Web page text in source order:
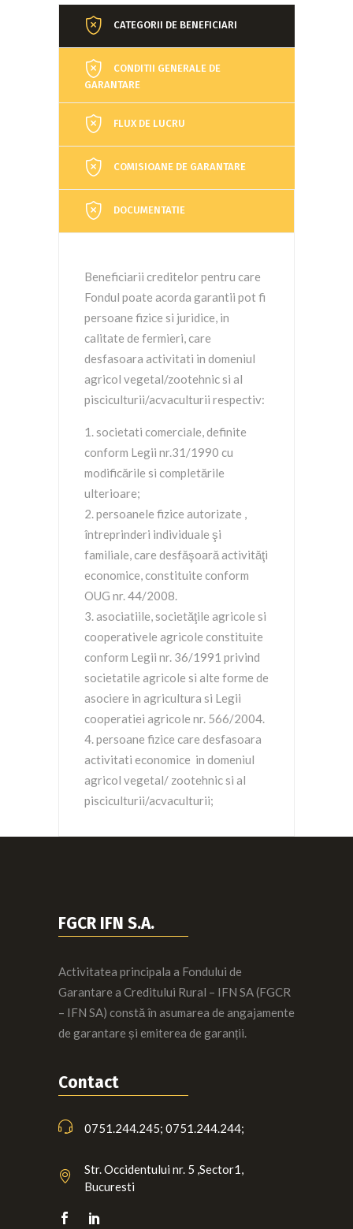
CATEGORII DE BENEFICIARI
CONDITII GENERALE DE
GARANTARE
FLUX DE LUCRU
COMISIOANE DE GARANTARE
DOCUMENTATIE
Beneficiarii creditelor pentru care
Fondul poate acorda garantii pot fi
persoane fizice si juridice, in
calitate de fermieri, care
desfasoara activitati in domeniul
agricol vegetal/zootehnic si al
pisciculturii/acvaculturii respectiv:
societati comerciale, definite
conform Legii nr.31/1990 cu
modificările si completările
ulterioare;
persoanele fizice autorizate ,
întreprinderi individuale şi
familiale, care desfăşoară activităţi
economice, constituite conform
OUG nr. 44/2008.
asociatiile, societăţile agricole si
cooperativele agricole constituite
conform Legii nr. 36/1991 privind
societatile agricole si alte forme de
asociere in agricultura si Legii
cooperatiei agricole nr. 566/2004.
persoane fizice care desfasoara
activitati economice in domeniul
agricol vegetal/ zootehnic si al
pisciculturii/acvaculturii;
FGCR IFN S.A.
Activitatea principala a Fondului de
Garantare a Creditului Rural – IFN SA (FGCR
– IFN SA) constă în asumarea de angajamente
de garantare și emiterea de garanții.
Contact
0751.244.245; 0751.244.244;
Str. Occidentului nr. 5 ,Sector1,
Bucuresti